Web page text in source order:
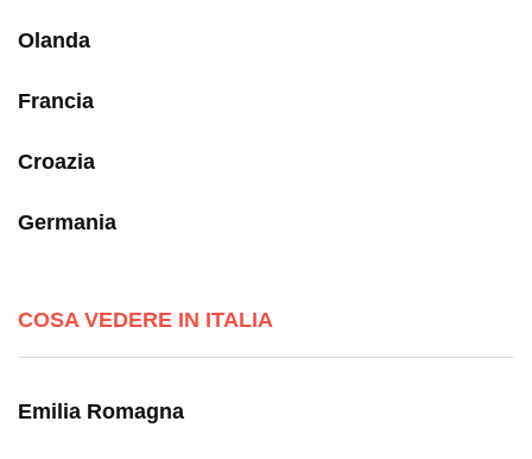
Olanda
Francia
Croazia
Germania
COSA VEDERE IN ITALIA
Emilia Romagna